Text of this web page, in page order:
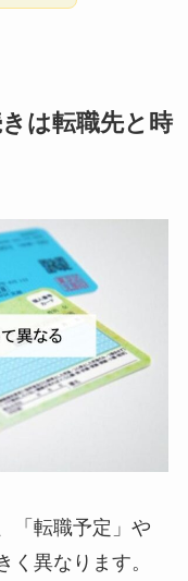
は転職先と時
「転職予定」や
く異なります。